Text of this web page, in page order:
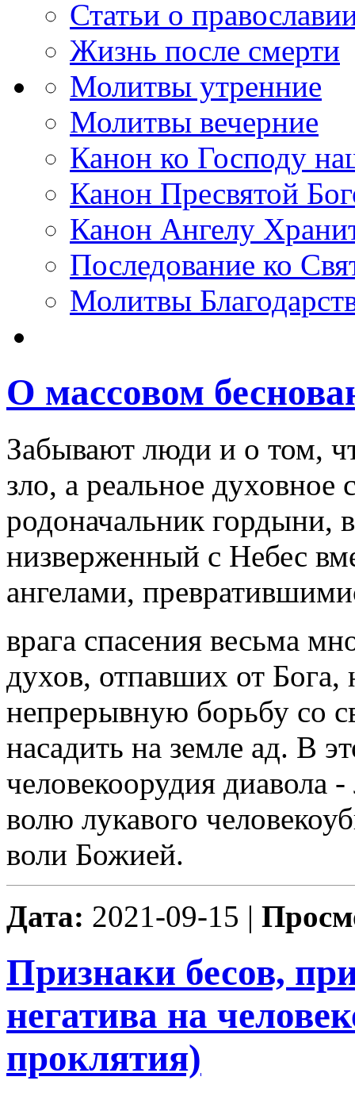
Статьи о
Жизнь после смерти
Молитвы утренние
Молитвы вечерние
Канон ко Господу
Канон Пресвятой
Канон Ангелу
Последование ко
Молитвы
О массовом
Забывают люди и о том,
зло, а реальное
родоначальник гордыни,
низверженный с Небес
ангелами,
врага спасения весьма
духов, отпавших от Бога,
непрерывную борьбу со
насадить на земле ад. В
человекоорудия
волю лукавого
воли Божией.
Дата: 2021-09-15 |
Признаки бесов,
негатива на
проклятия)